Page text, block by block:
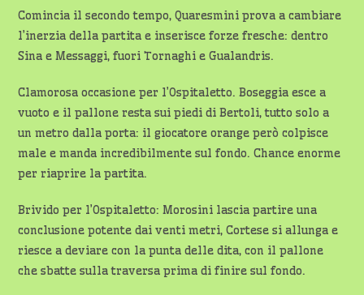
Comincia il secondo tempo, Quaresmini prova a cambiare
l’inerzia della partita e inserisce forze fresche: dentro
Sina e Messaggi, fuori Tornaghi e Gualandris.
Clamorosa occasione per l’Ospitaletto. Boseggia esce a
vuoto e il pallone resta sui piedi di Bertoli, tutto solo a
un metro dalla porta: il giocatore orange però colpisce
male e manda incredibilmente sul fondo. Chance enorme
per riaprire la partita.
Brivido per l’Ospitaletto: Morosini lascia partire una
conclusione potente dai venti metri, Cortese si allunga e
riesce a deviare con la punta delle dita, con il pallone
che sbatte sulla traversa prima di finire sul fondo.